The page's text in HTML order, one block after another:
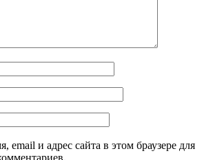
email и адрес сайта в этом браузере для